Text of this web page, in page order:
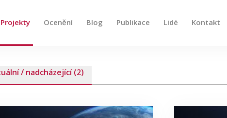
Projekty Ocenění Blog Publikace Lidé Kontakt
nahoru a dolů pro kontrolu a enter pro přechod na
/ nadcházející (2)